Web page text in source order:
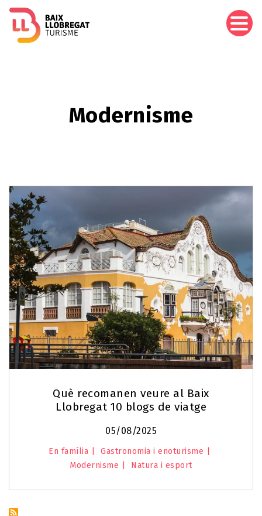
Modernisme
Què recomanen veure al Baix
Llobregat 10 blogs de viatge
05/08/2025
En família
Gastronomia i enoturisme
Modernisme
Natura i esport